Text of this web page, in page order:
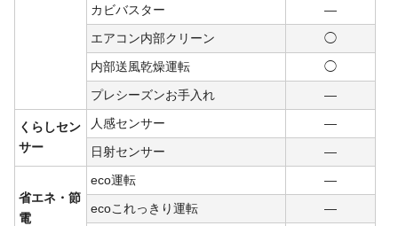
カビバスター
―
エアコン内部クリーン
◯
内部送風乾燥運転
◯
プレシーズンお手入れ
―
くらしセン
サー
人感センサー
―
日射センサー
―
省エネ・節
電
eco運転
―
ecoこれっきり運転
―